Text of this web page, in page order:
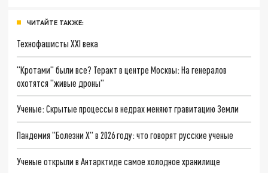
ЧИТАЙТЕ ТАКЖЕ:
Технофашисты XXI века
"Кротами" были все? Теракт в центре Москвы: На генералов
охотятся "живые дроны"
Ученые: Скрытые процессы в недрах меняют гравитацию Земли
Пандемия "Болезни Х" в 2026 году: что говорят русские ученые
Ученые открыли в Антарктиде самое холодное хранилище